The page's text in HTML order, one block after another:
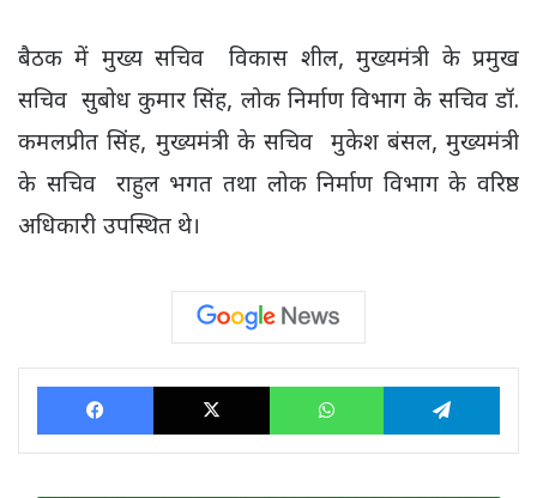
बैठक में मुख्य सचिव विकास शील, मुख्यमंत्री के प्रमुख
सचिव सुबोध कुमार सिंह, लोक निर्माण विभाग के सचिव डॉ.
कमलप्रीत सिंह, मुख्यमंत्री के सचिव मुकेश बंसल, मुख्यमंत्री
के सचिव राहुल भगत तथा लोक निर्माण विभाग के वरिष्ठ
अधिकारी उपस्थित थे।
Facebook X WhatsApp